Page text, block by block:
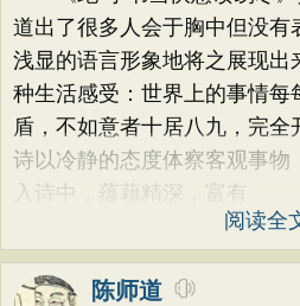
道出了很多人会于胸中但没有
浅显的语言形象地将之展现出
种生活感受：世界上的事情每
盾，不如意者十居八九，完全
诗以冷静的态度体察客观事物
入诗中，蕴藉精深，富有
阅读全
陈师道